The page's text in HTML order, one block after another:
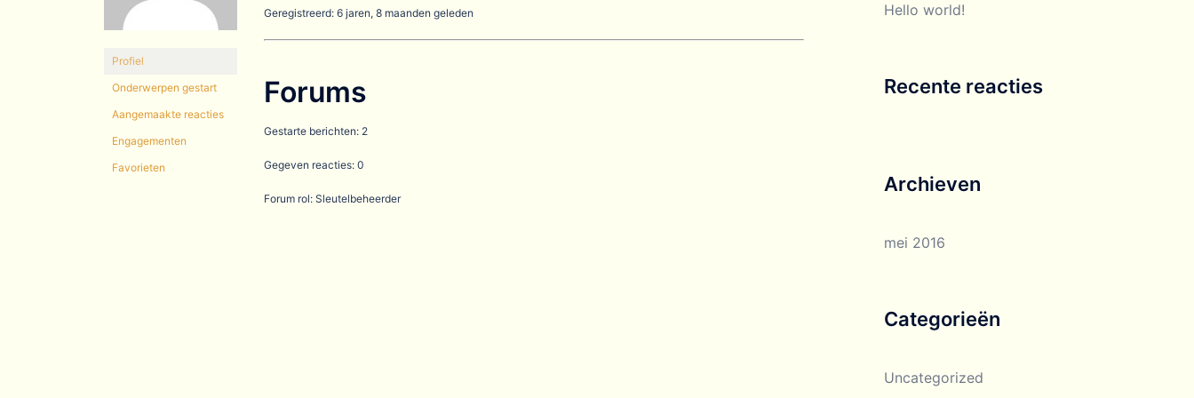
Profiel
Onderwerpen gestart
Aangemaakte reacties
Engagementen
Favorieten
Geregistreerd: 6 jaren, 8 maanden geleden
Forums
Gestarte berichten: 2
Gegeven reacties: 0
Forum rol: Sleutelbeheerder
Hello world!
Recente reacties
Archieven
mei 2016
Categorieën
Uncategorized